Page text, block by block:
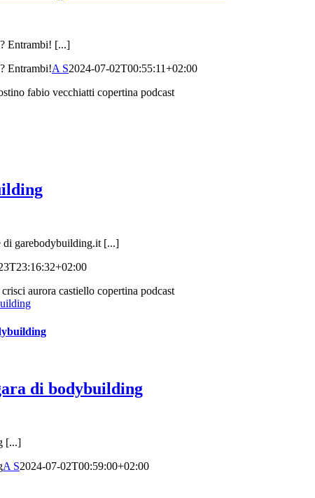
Entrambi! [...]
Entrambi!A S2024-07-02T00:55:11+02:00
di garebodybuilding.it [...]
di bodybuilding
[...]
A S2024-07-02T00:59:00+02:00